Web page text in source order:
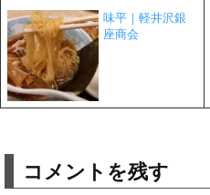
味平｜軽井沢銀
座商会
コメントを残す